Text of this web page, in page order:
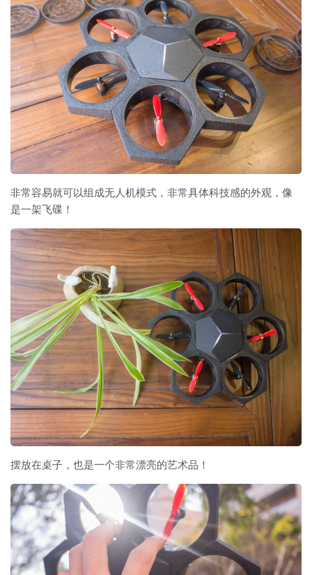
非常容易就可以组成无人机模式，非常具体科技感的外观，像
是一架飞碟！
摆放在桌子，也是一个非常漂亮的艺术品！